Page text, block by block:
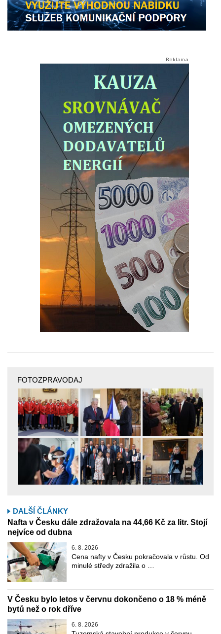
FOTOZPRAVODAJ
DALŠÍ ČLÁNKY
Nafta v Česku dále zdražovala na 44,66 Kč za litr. Stojí
nejvíce od dubna
6. 8. 2026
Cena nafty v Česku pokračovala v růstu. Od
minulé středy zdražila o …
V Česku bylo letos v červnu dokončeno o 18 % méně
bytů než o rok dříve
6. 8. 2026